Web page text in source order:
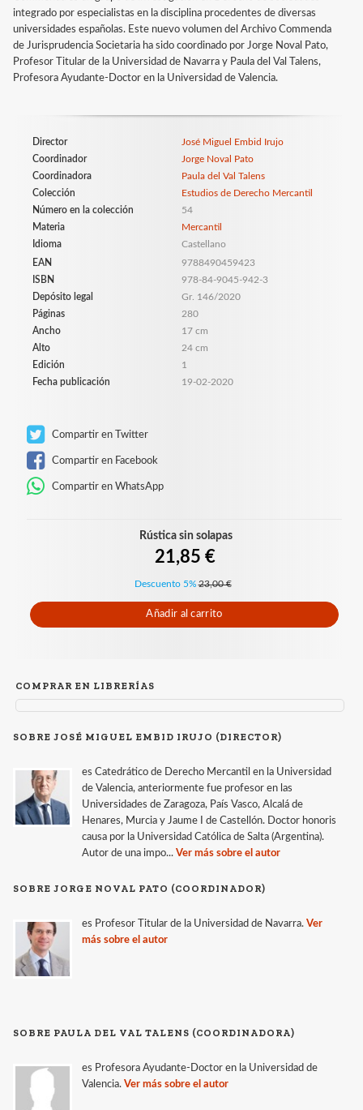
integrado por especialistas en la disciplina procedentes de diversas
universidades españolas. Este nuevo volumen del Archivo Commenda
de Jurisprudencia Societaria ha sido coordinado por Jorge Noval Pato,
Profesor Titular de la Universidad de Navarra y Paula del Val Talens,
Profesora Ayudante-Doctor en la Universidad de Valencia.
Director
José Miguel Embid Irujo
Coordinador
Jorge Noval Pato
Coordinadora
Paula del Val Talens
Colección
Estudios de Derecho Mercantil
Número en la colección
54
Materia
Mercantil
Idioma
Castellano
EAN
9788490459423
ISBN
978-84-9045-942-3
Depósito legal
Gr. 146/2020
Páginas
280
Ancho
17 cm
Alto
24 cm
Edición
1
Fecha publicación
19-02-2020
Compartir en Twitter
Compartir en Facebook
Compartir en WhatsApp
Rústica sin solapas
21,85 €
Descuento 5% 23,00 €
Añadir al carrito
COMPRAR EN LIBRERÍAS
SOBRE JOSÉ MIGUEL EMBID IRUJO (DIRECTOR)
es Catedrático de Derecho Mercantil en la Universidad
de Valencia, anteriormente fue profesor en las
Universidades de Zaragoza, País Vasco, Alcalá de
Henares, Murcia y Jaume I de Castellón. Doctor honoris
causa por la Universidad Católica de Salta (Argentina).
Autor de una impo... Ver más sobre el autor
SOBRE JORGE NOVAL PATO (COORDINADOR)
es Profesor Titular de la Universidad de Navarra. Ver
más sobre el autor
SOBRE PAULA DEL VAL TALENS (COORDINADORA)
es Profesora Ayudante-Doctor en la Universidad de
Valencia. Ver más sobre el autor